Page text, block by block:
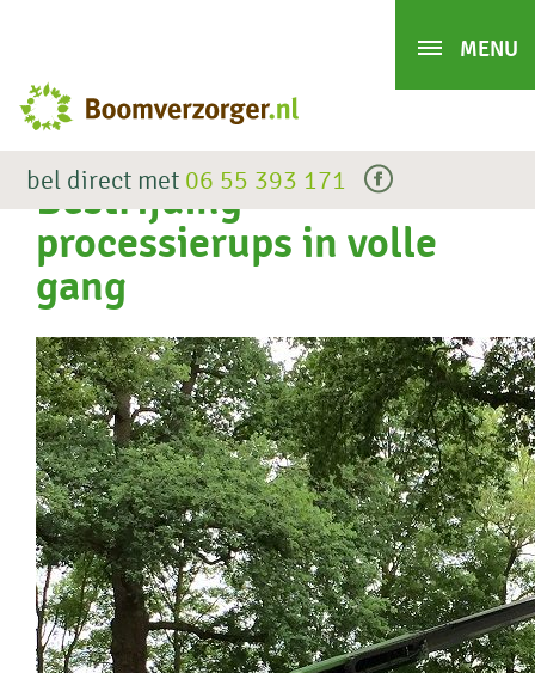
bel direct met 06 55 393 171
facebook
Bestrijding
processierups in volle
gang